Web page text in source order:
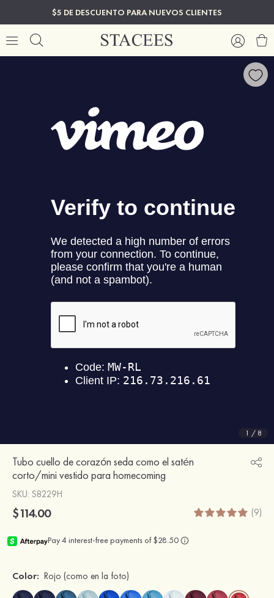
$5 DE DESCUENTO PARA NUEVOS CLIENTES
1 / 8
Tubo cuello de corazón seda como el satén
corto/mini vestido para homecoming
SKU: S8229H
$114.00 (9)
Color: Rojo (como en la foto)